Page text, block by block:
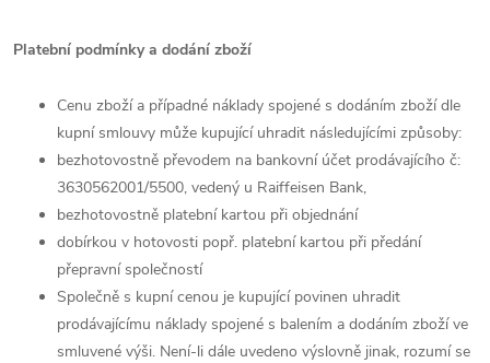
Platební podmínky a dodání zboží
Cenu zboží a případné náklady spojené s dodáním zboží dle
kupní smlouvy může kupující uhradit následujícími způsoby:
bezhotovostně převodem na bankovní účet prodávajícího č:
3630562001/5500, vedený u Raiffeisen Bank,
bezhotovostně platební kartou při objednání
dobírkou v hotovosti popř. platební kartou při předání
přepravní společností
Společně s kupní cenou je kupující povinen uhradit
prodávajícímu náklady spojené s balením a dodáním zboží ve
smluvené výši. Není-li dále uvedeno výslovně jinak, rozumí se